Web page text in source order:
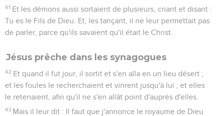
41 Et les démons aussi sortaient de plusieurs, criant et disant :
Tu es le Fils de Dieu. Et, les tançant, il ne leur permettait pas
de parler, parce qu'ils savaient qu'il était le Christ.
Jésus prêche dans les synagogues
42 Et quand il fut jour, il sortit et s'en alla en un lieu désert ;
et les foules le recherchaient et vinrent jusqu'à lui ; et elles
le retenaient, afin qu'il ne s'en allât point d'auprès d'elles.
43 Mais il leur dit : Il faut que j'annonce le royaume de Dieu